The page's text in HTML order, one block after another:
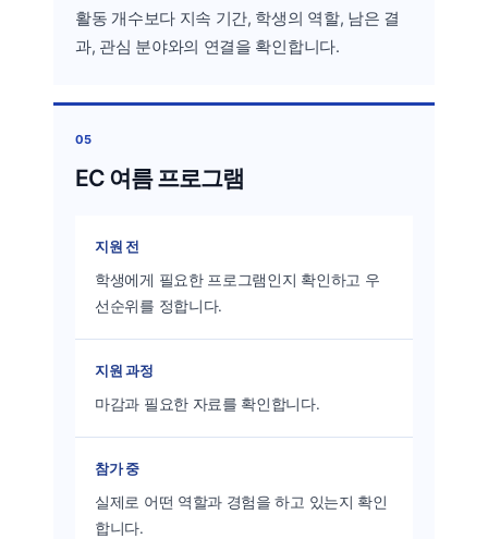
활동 개수보다 지속 기간, 학생의 역할, 남은 결
과, 관심 분야와의 연결을 확인합니다.
05
EC 여름 프로그램
지원 전
학생에게 필요한 프로그램인지 확인하고 우
선순위를 정합니다.
지원 과정
마감과 필요한 자료를 확인합니다.
참가 중
실제로 어떤 역할과 경험을 하고 있는지 확인
합니다.